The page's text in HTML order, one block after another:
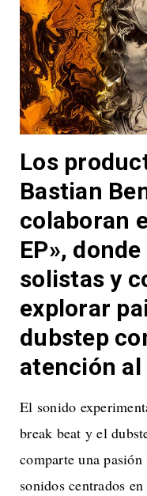
Los
Bastian
colaboran
EP»,
solistas y
explorar
dubstep
atención
El sonido
break beat y el
comparte una
sonidos centrados